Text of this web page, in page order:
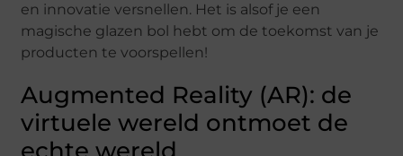
en innovatie versnellen. Het is alsof je een
magische glazen bol hebt om de toekomst van je
producten te voorspellen!
Augmented Reality (AR): de
virtuele wereld ontmoet de